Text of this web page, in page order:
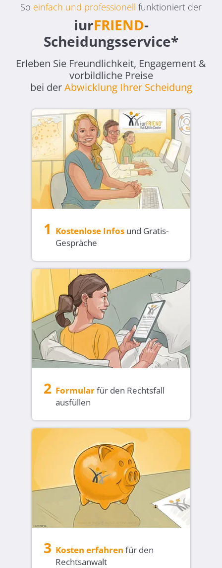
So einfach und professionell funktioniert der
iurFRIEND-
Scheidungsservice*
Erleben Sie Freundlichkeit, Engagement &
vorbildliche Preise
bei derAbwicklung Ihrer Scheidung
1 Kostenlose Infos und Gratis-
Gespräche
2 Formularfür den Rechtsfall
ausfüllen
3 Kosten erfahren für den
Rechtsanwalt